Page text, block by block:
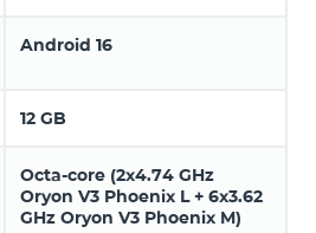
Android 16
12 GB
Octa-core (2x4.74 GHz
Oryon V3 Phoenix L + 6x3.62
GHz Oryon V3 Phoenix M)